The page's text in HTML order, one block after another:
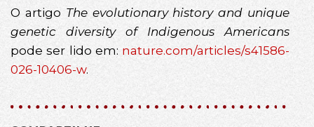
O artigo The evolutionary history and unique
genetic diversity of Indigenous Americans
pode ser lido em: nature.com/articles/s41586-
026-10406-w.